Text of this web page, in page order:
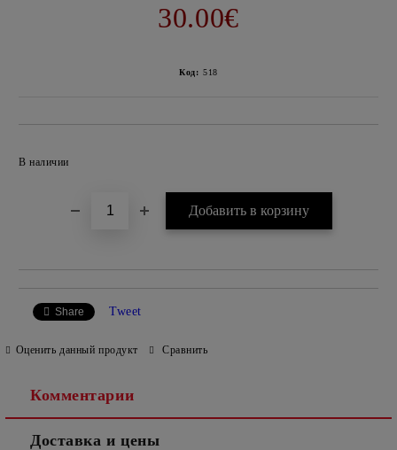
30.00€
Код: 518
В наличии
Share Tweet
Оценить данный продукт Сравнить
Комментарии
Доставка и цены